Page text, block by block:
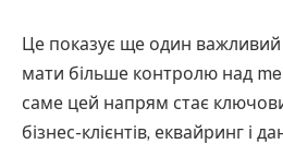
Це показує ще один важливий
мати більше контролю над
саме цей напрям стає
бізнес-клієнтів, еквайринг і